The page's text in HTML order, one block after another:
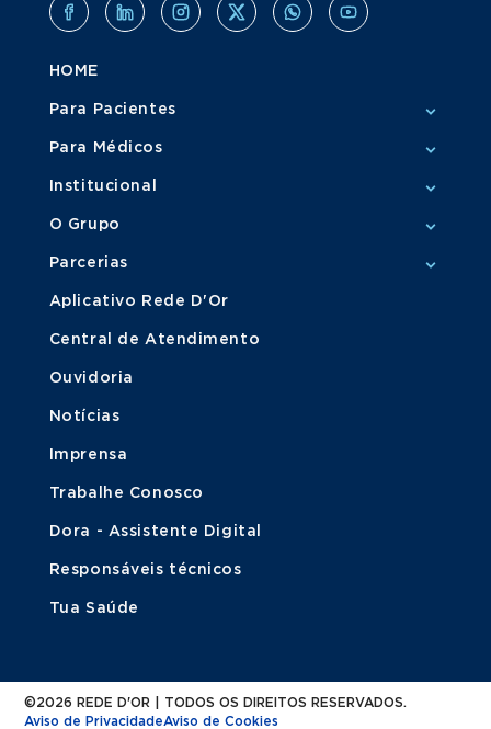
HOME
Para Pacientes
Para Médicos
Institucional
O Grupo
Parcerias
Aplicativo Rede D'Or
Central de Atendimento
Ouvidoria
Notícias
Imprensa
Trabalhe Conosco
Dora - Assistente Digital
Responsáveis técnicos
Tua Saúde
©2026 REDE D'OR | TODOS OS DIREITOS RESERVADOS.
Aviso de PrivacidadeAviso de Cookies